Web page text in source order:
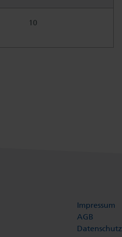
10
Impressum
AGB
Datenschutz